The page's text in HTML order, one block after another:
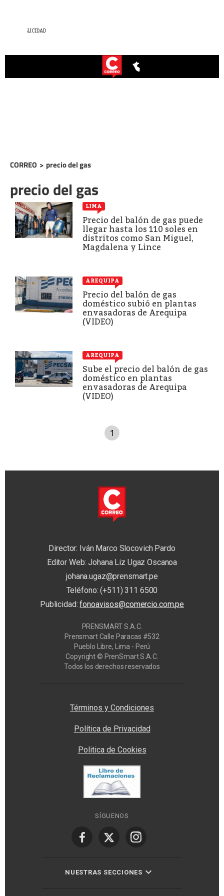
CORREO > precio del gas
precio del gas
LIMA
Precio del balón de gas puede
llegar hasta los 110 soles en
distritos como San Miguel,
Magdalena y Lince
AREQUIPA
Precio del balón de gas
doméstico subió en plantas
envasadoras de Arequipa
(VIDEO)
AREQUIPA
Sube el precio del balón de gas
doméstico en plantas
envasadoras de Arequipa
(VIDEO)
1
Director: Iván Marco Slocovich Pardo
Editor Web: Johana Liz Ugaz Oscanoa
johana.ugaz@prensmart.pe
Teléfono: (+511) 311 6500
Publicidad:fonoavisos@comercio.com.pe
PRENSMART S.A.C.
Prensmart Calle Paracas #532
Pueblo Libre, Lima - Perú
Copyright © PrenSmart S.A.C.
Todos los derechos reservados
Términos y Condiciones
Política de Privacidad
Politica de Cookies
SÍGUENOS
NUESTRAS SECCIONES